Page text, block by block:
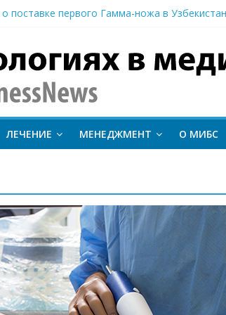
поставке первого Гамма-ножа в Узбекистан
и новый этап развития ядерной медицины:
важно следить за состоянием
ЛЕЧЕНИЕ МЕНЕДЖМЕНТ О МИБС